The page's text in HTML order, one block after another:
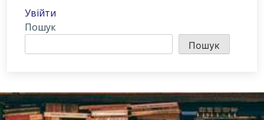
Увійти
Пошук
Пошук